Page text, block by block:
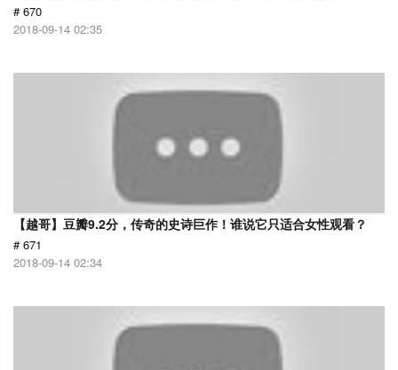
# 670
2018-09-14 02:35
【越哥】豆瓣9.2分，传奇的史诗巨作！谁说它只适合女性观看？
# 671
2018-09-14 02:34